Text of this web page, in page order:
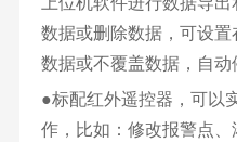
数据或删除数据，可设
数据或不覆盖数据，自动
●标配红外遥控器，可以
作，比如：修改报警点